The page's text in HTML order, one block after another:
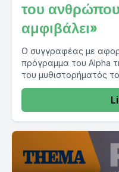
του
αμφιβάλει»
Ο συγγραφέας με
πρόγραμμα του Alpha
του μυθιστορήματός